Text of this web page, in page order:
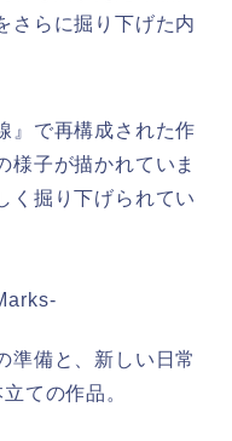
さらに掘り下げた内
』で再構成された作
様子が描かれていま
く掘り下げられてい
準備と、新しい日常
ての作品。